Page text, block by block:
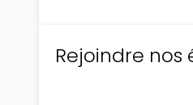
Rejoindre nos